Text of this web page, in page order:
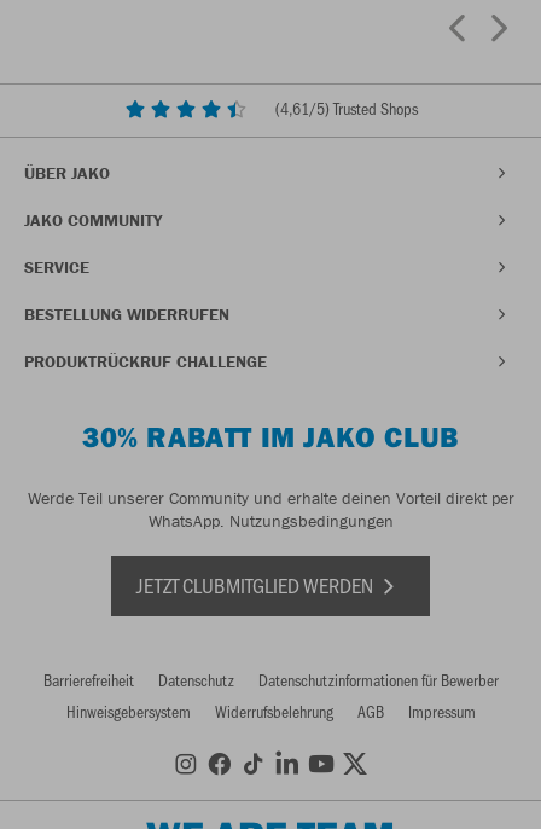
(4,61/5) Trusted Shops
ÜBER JAKO
JAKO COMMUNITY
SERVICE
BESTELLUNG WIDERRUFEN
PRODUKTRÜCKRUF CHALLENGE
30% RABATT IM JAKO CLUB
Werde Teil unserer Community und erhalte deinen Vorteil direkt per
WhatsApp. Nutzungsbedingungen
JETZT CLUBMITGLIED WERDEN
Barrierefreiheit Datenschutz
Datenschutzinformationen für Bewerber
Hinweisgebersystem
Widerrufsbelehrung AGB Impressum